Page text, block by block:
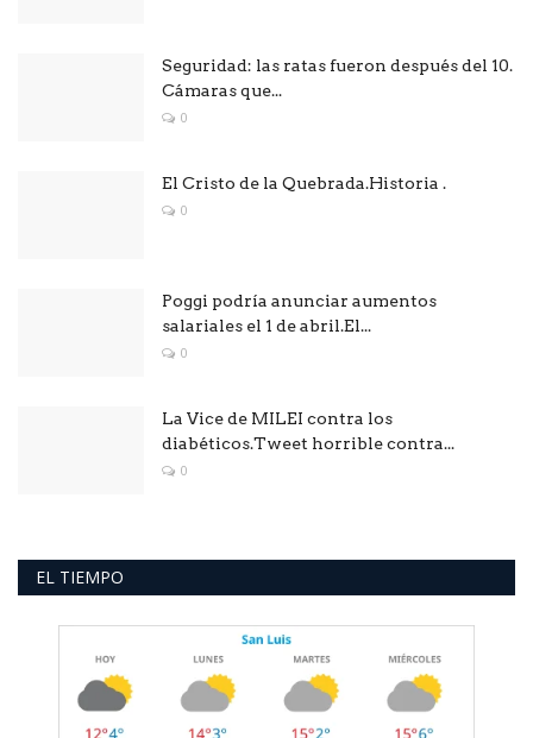
Seguridad: las ratas fueron después del 10.
Cámaras que...
0
El Cristo de la Quebrada.Historia .
0
Poggi podría anunciar aumentos
salariales el 1 de abril.El...
0
La Vice de MILEI contra los
diabéticos.Tweet horrible contra...
0
EL TIEMPO